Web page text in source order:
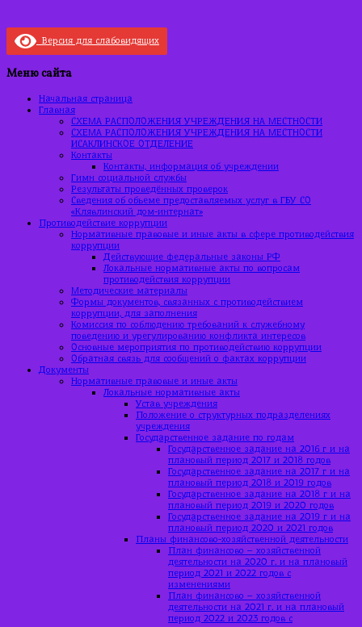
Версия для слабовидящих
Меню сайта
Начальная страница
Главная
СХЕМА РАСПОЛОЖЕНИЯ УЧРЕЖДЕНИЯ НА МЕСТНОСТИ
СХЕМА РАСПОЛОЖЕНИЯ УЧРЕЖДЕНИЯ НА МЕСТНОСТИ
ИСАКЛИНСКОЕ ОТДЕЛЕНИЕ
Контакты
Контакты, информация об учреждении
Гимн социальной службы
Результаты проведённых проверок
Сведения об объеме предоставляемых услуг в ГБУ СО
«Клявлинский дом-интернат»
Противодействие коррупции
Нормативные правовые и иные акты в сфере противодействия
коррупции
Действующие федеральные законы РФ
Локальные нормативные акты по вопросам
противодействия коррупции
Методические материалы
Формы документов, связанных с противодействием
коррупции, для заполнения
Комиссия по соблюдению требований к служебному
поведению и урегулированию конфликта интересов
Основные мероприятия по противодействию коррупции
Обратная связь для сообщений о фактах коррупции
Документы
Нормативные правовые и иные акты
Локальные нормативные акты
Устав учреждения
Положение о структурных подразделениях
учреждения
Государственное задание по годам
Государственное задание на 2016 г и на
плановый период 2017 и 2018 годов
Государственное задание на 2017 г и на
плановый период 2018 и 2019 годов
Государственное задание на 2018 г и на
плановый период 2019 и 2020 годов
Государственное задание на 2019 г и на
плановый период 2020 и 2021 годов
Планы финансово-хозяйственной деятельности
План финансово – хозяйственной
деятельности на 2020 г. и на плановый
период 2021 и 2022 годов с
изменениями
План финансово – хозяйственной
деятельности на 2021 г. и на плановый
период 2022 и 2023 годов с